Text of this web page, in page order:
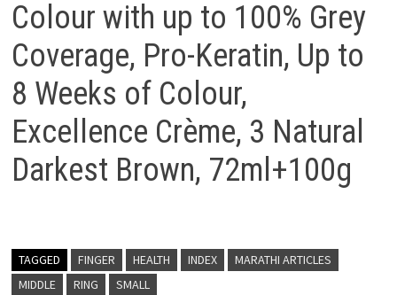
Colour with up to 100% Grey
Coverage, Pro-Keratin, Up to
8 Weeks of Colour,
Excellence Crème, 3 Natural
Darkest Brown, 72ml+100g
TAGGED FINGER HEALTH INDEX
MARATHI ARTICLES
MIDDLE
RING SMALL